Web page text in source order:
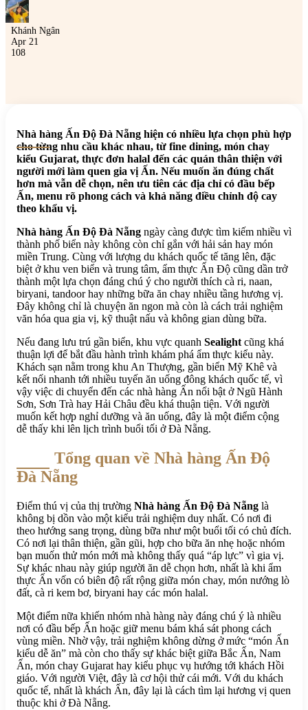
Khánh Ngân
Apr 21
108
Nhà hàng Ấn Độ Đà Nẵng hiện có nhiều lựa chọn phù hợp
cho từng nhu cầu khác nhau, từ fine dining, món chay
kiểu Gujarat, thực đơn halal đến các quán thân thiện với
người mới làm quen gia vị Ấn. Nếu muốn ăn đúng chất
hơn mà vẫn dễ chọn, nên ưu tiên các địa chỉ có đầu bếp
Ấn, menu rõ phong cách và khả năng điều chỉnh độ cay
theo khẩu vị.
Nhà hàng Ấn Độ Đà Nẵng ngày càng được tìm kiếm nhiều vì
thành phố biển này không còn chỉ gắn với hải sản hay món
miền Trung. Cùng với lượng du khách quốc tế tăng lên, đặc
biệt ở khu ven biển và trung tâm, ẩm thực Ấn Độ cũng dần trở
thành một lựa chọn đáng chú ý cho người thích cà ri, naan,
biryani, tandoor hay những bữa ăn chay nhiều tầng hương vị.
Đây không chỉ là chuyện ăn ngon mà còn là cách trải nghiệm
văn hóa qua gia vị, kỹ thuật nấu và không gian dùng bữa.
Nếu đang lưu trú gần biển, khu vực quanh Sealightcũng khá
thuận lợi để bắt đầu hành trình khám phá ẩm thực kiểu này.
Khách sạn nằm trong khu An Thượng, gần biển Mỹ Khê và
kết nối nhanh tới nhiều tuyến ăn uống đông khách quốc tế, vì
vậy việc di chuyển đến các nhà hàng Ấn nổi bật ở Ngũ Hành
Sơn, Sơn Trà hay Hải Châu đều khá thuận tiện. Với người
muốn kết hợp nghỉ dưỡng và ăn uống, đây là một điểm cộng
dễ thấy khi lên lịch trình buổi tối ở Đà Nẵng.
Tổng quan về Nhà hàng Ấn Độ
Đà Nẵng
Điểm thú vị của thị trường Nhà hàng Ấn Độ Đà Nẵng là
không bị dồn vào một kiểu trải nghiệm duy nhất. Có nơi đi
theo hướng sang trọng, dùng bữa như một buổi tối có chủ đích.
Có nơi lại thân thiện, gần gũi, hợp cho bữa ăn nhẹ hoặc nhóm
bạn muốn thử món mới mà không thấy quá “áp lực” vì gia vị.
Sự khác nhau này giúp người ăn dễ chọn hơn, nhất là khi ẩm
thực Ấn vốn có biên độ rất rộng giữa món chay, món nướng lò
đất, cà ri kem bơ, biryani hay các món halal.
Một điểm nữa khiến nhóm nhà hàng này đáng chú ý là nhiều
nơi có đầu bếp Ấn hoặc giữ menu bám khá sát phong cách
vùng miền. Nhờ vậy, trải nghiệm không dừng ở mức “món Ấn
kiểu dễ ăn” mà còn cho thấy sự khác biệt giữa Bắc Ấn, Nam
Ấn, món chay Gujarat hay kiểu phục vụ hướng tới khách Hồi
giáo. Với người Việt, đây là cơ hội thử cái mới. Với du khách
quốc tế, nhất là khách Ấn, đây lại là cách tìm lại hương vị quen
thuộc khi ở Đà Nẵng.